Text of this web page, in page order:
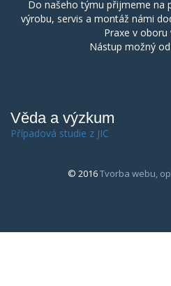
Do našeho týmu přijmeme na
výrobu, servis a montáž námi
Praxe v oboru
Nástup možný
Věda a výzkum
Případová studie z JIC
© 2016Tvorba webu,